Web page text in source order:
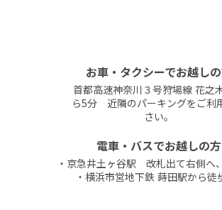
お車・タクシーでお越し
首都高速神奈川３号狩場線 花之
ら5分 近隣のパーキングをご利
さい。
電車・バスでお越しの方
・京急井土ヶ谷駅 改札出て右側へ
・横浜市営地下鉄 蒔田駅から徒